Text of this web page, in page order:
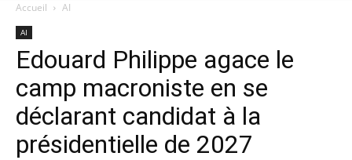
Accueil AI
AI
Edouard Philippe agace le
camp macroniste en se
déclarant candidat à la
présidentielle de 2027